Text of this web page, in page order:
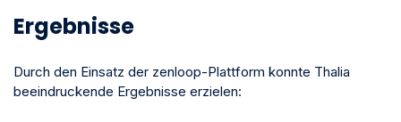
Ergebnisse
Durch den Einsatz der zenloop-Plattform konnte Thalia
beeindruckende Ergebnisse erzielen: